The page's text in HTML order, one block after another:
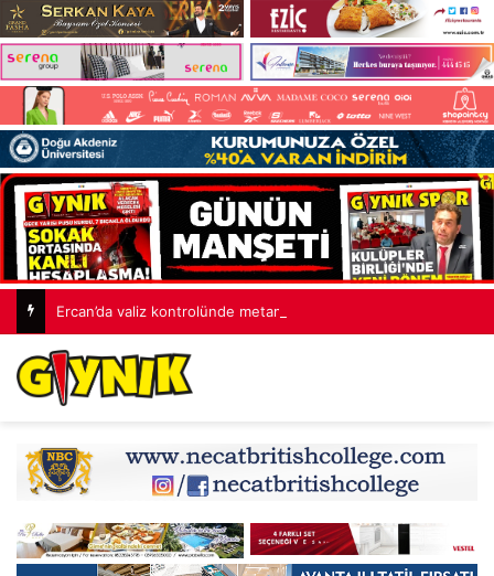
Ercan’da valiz kontrolünde metamfetamin ele geçirildi